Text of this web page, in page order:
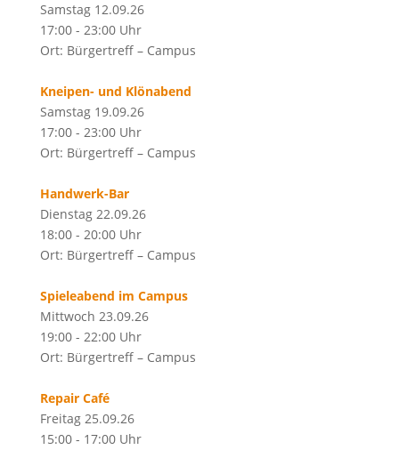
Samstag 12.09.26
17:00 - 23:00 Uhr
Ort: Bürgertreff – Campus
Kneipen- und Klönabend
Samstag 19.09.26
17:00 - 23:00 Uhr
Ort: Bürgertreff – Campus
Handwerk-Bar
Dienstag 22.09.26
18:00 - 20:00 Uhr
Ort: Bürgertreff – Campus
Spieleabend im Campus
Mittwoch 23.09.26
19:00 - 22:00 Uhr
Ort: Bürgertreff – Campus
Repair Café
Freitag 25.09.26
15:00 - 17:00 Uhr